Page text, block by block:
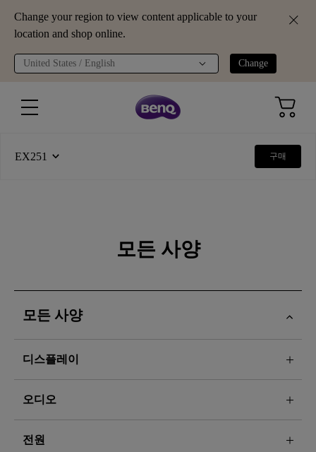
Change your region to view content applicable to your
location and shop online.
United States / English Change
EX251 구매
모든 사양
모든 사양
디스플레이
오디오
전원